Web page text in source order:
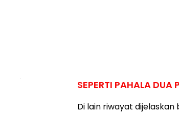
SEPERTI PAHALA DUA
Di lain riwayat